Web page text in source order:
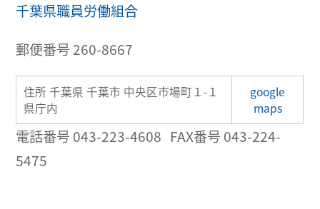
千葉県職員労働組合
郵便番号 260-8667
住所 千葉県 千葉市 中央区市場町１-１
県庁内
google
maps
電話番号 043-223-4608 FAX番号 043-224-
5475